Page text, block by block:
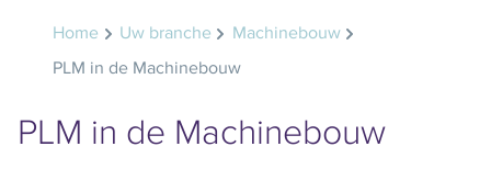
Home Uw branche
Machinebouw
PLM in de Machinebouw
PLM in de Machinebouw